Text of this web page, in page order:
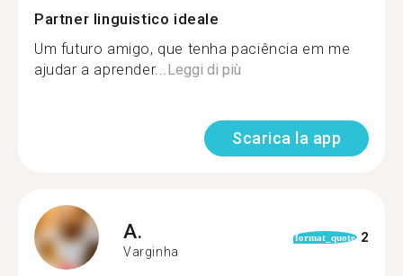
Partner linguistico ideale
Um futuro amigo, que tenha paciência em me
ajudar a aprender...Leggi di più
Scarica la app
A.
Varginha
format_quote 2